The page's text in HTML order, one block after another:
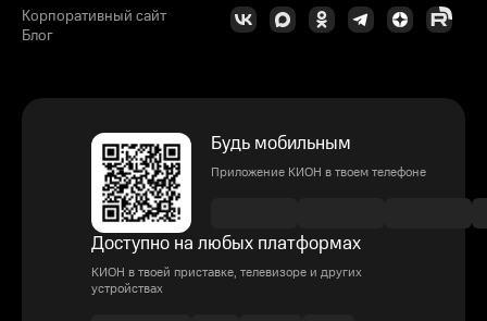
Корпоративный сайт
Блог
Будь мобильным
Приложение КИОН в твоем телефоне
Доступно на любых платформах
КИОН в твоей приставке, телевизоре и других
устройствах